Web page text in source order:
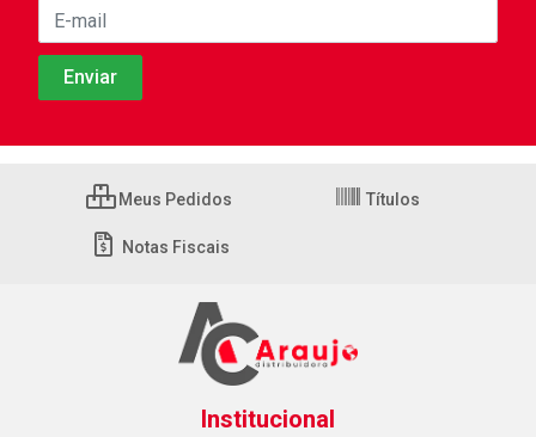
Meus Pedidos Títulos
Notas Fiscais
Institucional